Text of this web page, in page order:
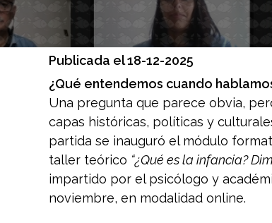
Publicada el 18-12-2025
¿Qué entendemos cuando
Una pregunta que parece obvia,
capas históricas, políticas y
partida se inauguró el módulo
taller teórico “¿Qué es la infancia?
impartido por el psicólogo y
noviembre, en modalidad online.